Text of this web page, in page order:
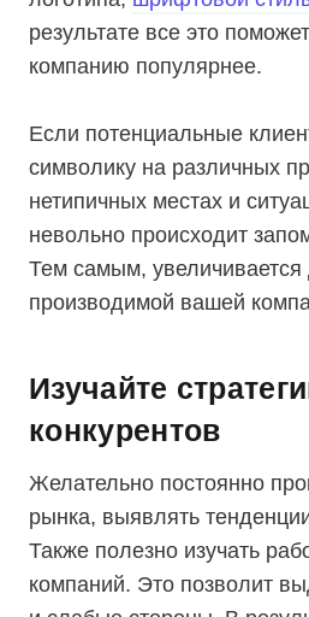
результате все это
компанию популярнее.
Если потенциальные
символику на различных
нетипичных местах и
невольно происходит
Тем самым, увеличивается
производимой вашей
Изучайте
конкурентов
Желательно постоянно
рынка, выявлять
Также полезно изучать
компаний. Это позволит